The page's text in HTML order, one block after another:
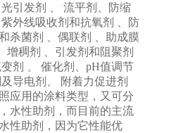
引发剂 、 流平剂、防缩
外线吸收剂和抗氧剂 、防
杀菌剂 、偶联剂 、助成膜
增稠剂 、引发剂和阻聚剂
变剂 、 催化剂、pH值调节
导电剂、 附着力促进剂
应用的涂料类型，又可分
水性助剂，而目前的主流
性助剂，因为它性能优